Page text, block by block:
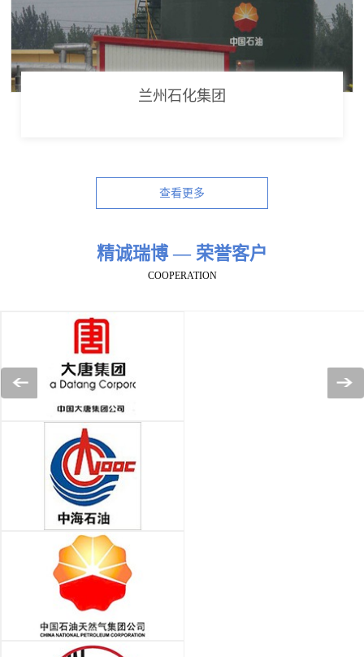
兰州石化集团
查看更多
精诚瑞博 — 荣誉客户
COOPERATION